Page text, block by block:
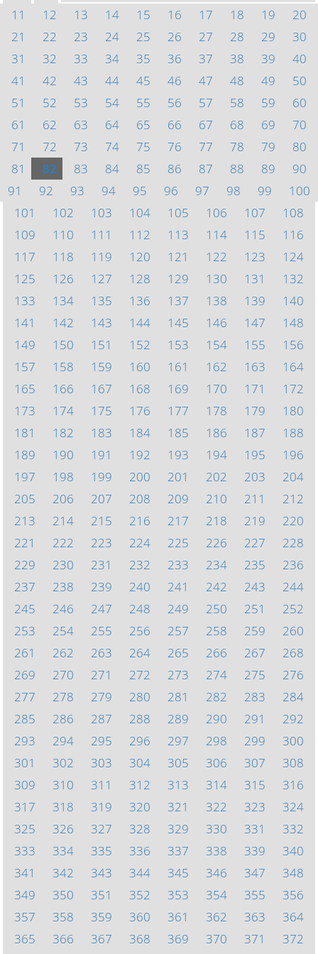
11
12 13 14 15 16 17 18 19
20
21
22 23 24 25 26 27 28 29
30
31
32 33 34 35 36 37 38 39
40
41
42 43 44 45 46 47 48 49
50
51
52 53 54 55 56 57 58 59
60
61
62 63 64 65 66 67 68 69
70
71
72 73 74 75 76 77 78 79
80
81
82 83 84 85 86 87 88 89
90
91
92 93 94 95 96 97 98 99
100
101
102 103 104 105 106 107
108
109
110 111 112 113 114 115
116
117
118 119 120 121 122 123
124
125
126 127 128 129 130 131
132
133
134 135 136 137 138 139
140
141
142 143 144 145 146 147
148
149
150 151 152 153 154 155
156
157
158 159 160 161 162 163
164
165
166 167 168 169 170 171
172
173
174 175 176 177 178 179
180
181
182 183 184 185 186 187
188
189
190 191 192 193 194 195
196
197
198 199 200 201 202 203
204
205
206 207 208 209 210 211
212
213
214 215 216 217 218 219
220
221
222 223 224 225 226 227
228
229
230 231 232 233 234 235
236
237
238 239 240 241 242 243
244
245
246 247 248 249 250 251
252
253
254 255 256 257 258 259
260
261
262 263 264 265 266 267
268
269
270 271 272 273 274 275
276
277
278 279 280 281 282 283
284
285
286 287 288 289 290 291
292
293
294 295 296 297 298 299
300
301
302 303 304 305 306 307
308
309
310 311 312 313 314 315
316
317
318 319 320 321 322 323
324
325
326 327 328 329 330 331
332
333
334 335 336 337 338 339
340
341
342 343 344 345 346 347
348
349
350 351 352 353 354 355
356
357
358 359 360 361 362 363
364
365
366 367 368 369 370 371
372